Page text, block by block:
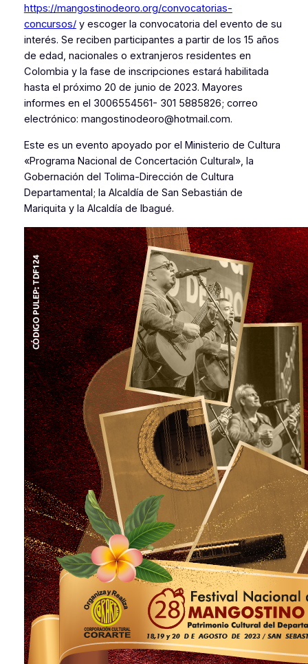
https://mangostinodeoro.org/convocatorias-
concursos/y escoger la convocatoria del evento de su
interés. Se reciben participantes a partir de los 15 años
de edad, nacionales o extranjeros residentes en
Colombia y la fase de inscripciones estará habilitada
hasta el próximo 20 de junio de 2023. Mayores
informes en el 3006554561- 301 5885826; correo
electrónico: mangostinodeoro@hotmail.com.
Este es un evento apoyado por el Ministerio de Cultura
«Programa Nacional de Concertación Cultural», la
Gobernación del Tolima-Dirección de Cultura
Departamental; la Alcaldía de San Sebastián de
Mariquita y la Alcaldía de Ibagué.